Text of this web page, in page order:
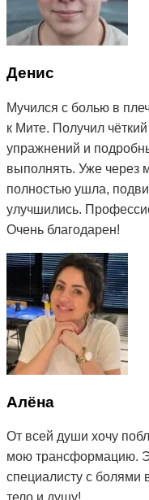
Денис
Мучился с болью в
к Мите. Получил
упражнений и
выполнять. Уже через
полностью ушла,
улучшились.
Очень благодарен!
Алёна
От всей души хочу
мою трансформацию.
специалисту с болями